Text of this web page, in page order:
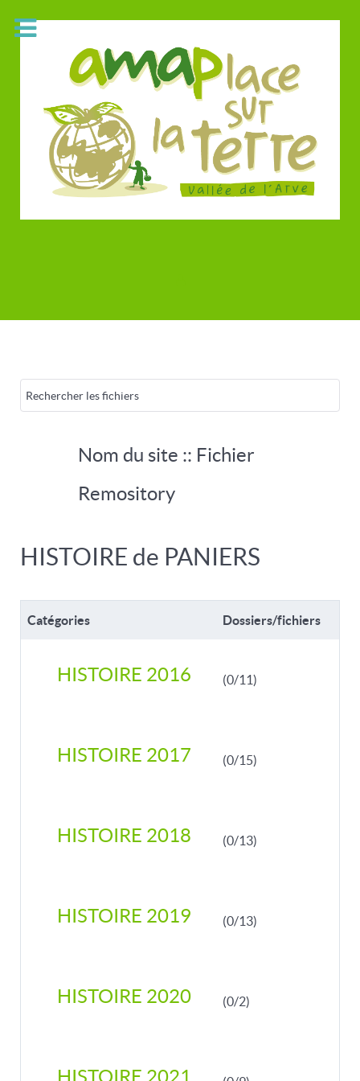
Nom du site :: Fichier
Remository
HISTOIRE de PANIERS
Catégories Dossiers/fichiers
HISTOIRE 2016 (0/11)
HISTOIRE 2017 (0/15)
HISTOIRE 2018 (0/13)
HISTOIRE 2019 (0/13)
HISTOIRE 2020 (0/2)
HISTOIRE 2021